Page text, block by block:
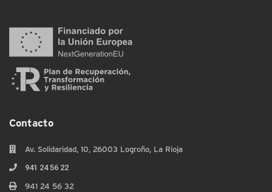
Contacto
Av. Solidaridad, 10, 26003 Logroño, La Rioja
941 24 56 22
941 24 56 32